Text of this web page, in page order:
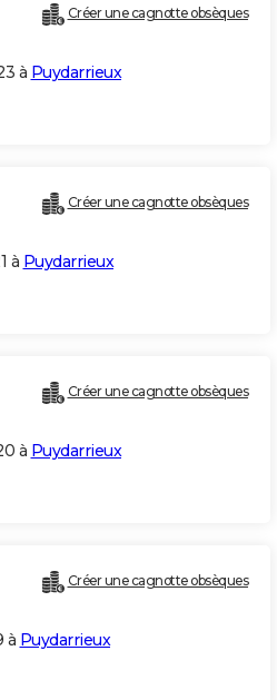
Créer une cagnotte obsèques
à Puydarrieux
Créer une cagnotte obsèques
à Puydarrieux
Créer une cagnotte obsèques
à Puydarrieux
Créer une cagnotte obsèques
à Puydarrieux